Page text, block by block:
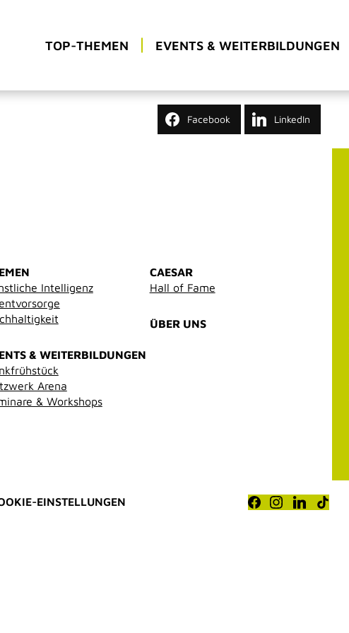
TOP-THEMEN EVENTS & WEITERBILDUNGEN
Facebook LinkedIn
Intelligenz
& WEITERBILDUNGEN
Arena
& Workshops
CAESAR
Hall of Fame
ÜBER UNS
EINSTELLUNGEN